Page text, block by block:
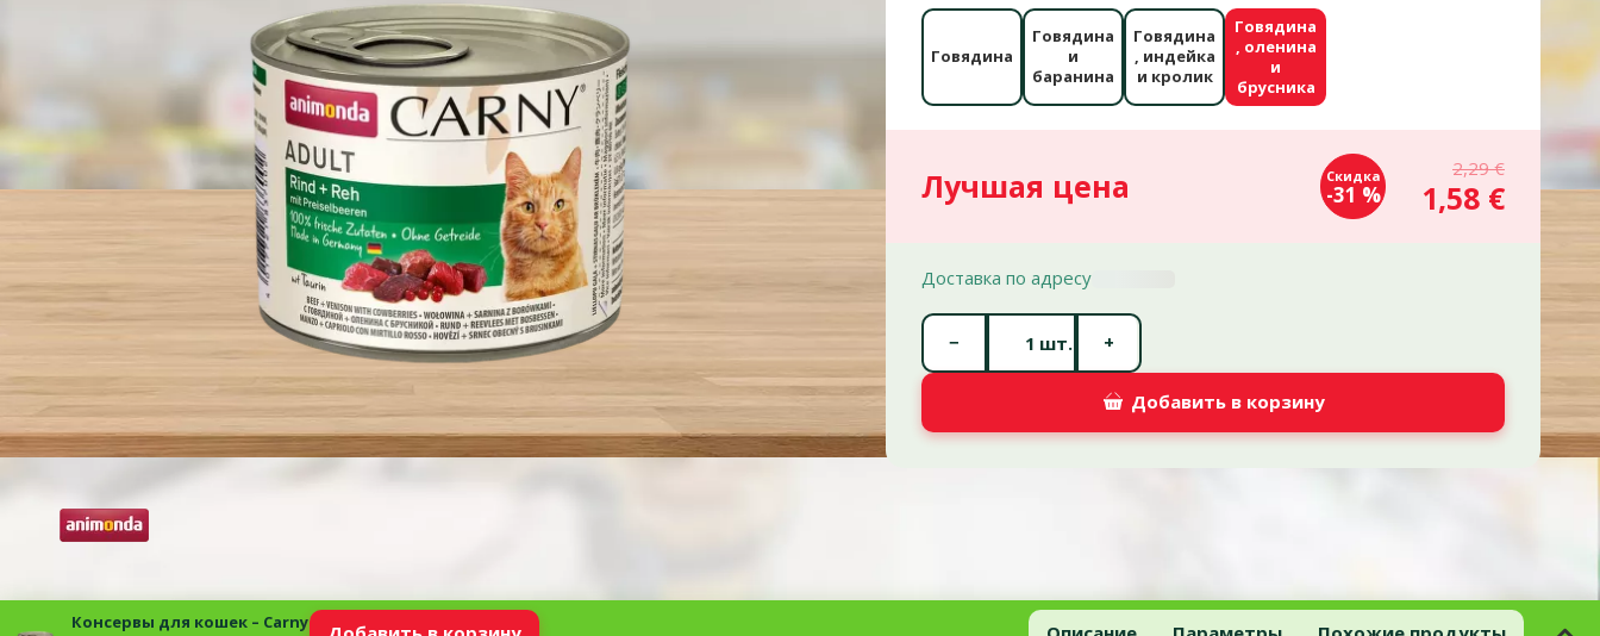
Говядина
Говядина
и
баранина
Говядина
, индейка
и кролик
Говядина
, оленина
и
брусника
Лучшая цена Скидка
-31 %
2,29 €
1,58 €
Доставка по адресу
шт.
− +
Добавить в корзину
Консервы для кошек – Carny